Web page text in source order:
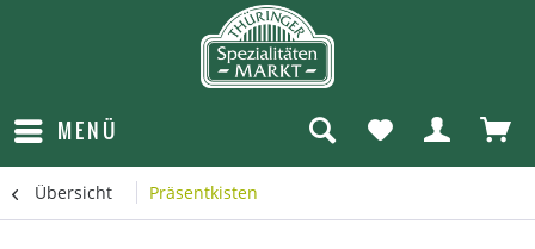
MENÜ
Übersicht Präsentkisten